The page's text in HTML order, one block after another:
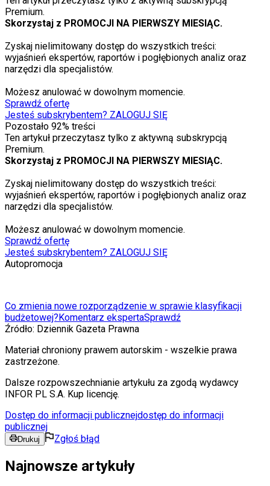
Premium.
Skorzystaj z PROMOCJI NA PIERWSZY MIESIĄC.
Zyskaj nielimitowany dostęp do wszystkich treści:
wyjaśnień ekspertów, raportów i pogłębionych analiz oraz
narzędzi dla specjalistów.
Możesz anulować w dowolnym momencie.
Sprawdź ofertę
Jesteś subskrybentem? ZALOGUJ SIĘ
Pozostało 92% treści
Ten artykuł przeczytasz tylko z aktywną subskrypcją
Premium.
Skorzystaj z PROMOCJI NA PIERWSZY MIESIĄC.
Zyskaj nielimitowany dostęp do wszystkich treści:
wyjaśnień ekspertów, raportów i pogłębionych analiz oraz
narzędzi dla specjalistów.
Możesz anulować w dowolnym momencie.
Sprawdź ofertę
Jesteś subskrybentem? ZALOGUJ SIĘ
Autopromocja
Co zmienia nowe rozporządzenie w sprawie klasyfikacji
budżetowej?Komentarz ekspertaSprawdź
Źródło: Dziennik Gazeta Prawna
Materiał chroniony prawem autorskim - wszelkie prawa
zastrzeżone.
Dalsze rozpowszechnianie artykułu za zgodą wydawcy
INFOR PL S.A. Kup licencję.
Dostęp do informacji publicznejdostęp do informacji
publicznej
Drukuj Zgłoś błąd
Najnowsze artykuły